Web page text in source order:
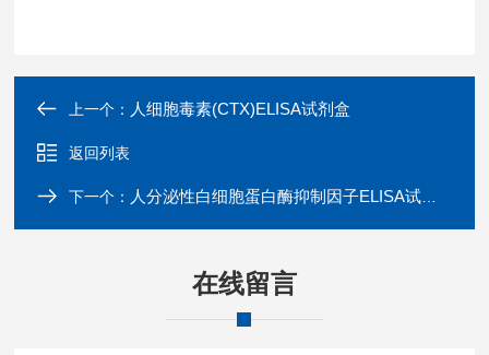
上一个： 人细胞毒素(CTX)ELISA试剂盒
返回列表
下一个： 人分泌性白细胞蛋白酶抑制因子ELISA试剂盒
在线留言